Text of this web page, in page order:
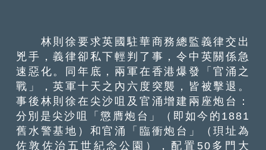
林則徐要求英國駐華商務總監義律交出
兇手，義律卻私下輕判了事，令中英關係急
速惡化。同年底，兩軍在香港爆發「官涌之
戰」，英軍十天之內六度突襲，皆被擊退。
事後林則徐在尖沙咀及官涌增建兩座炮台：
分別是尖沙咀「懲膺炮台」（即如今的1881
舊水警基地）和官涌「臨衝炮台」（珼址為
佐敦佐治五世紀念公園），配置50多門大